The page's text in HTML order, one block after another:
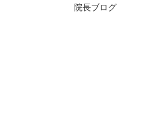
院長ブログ